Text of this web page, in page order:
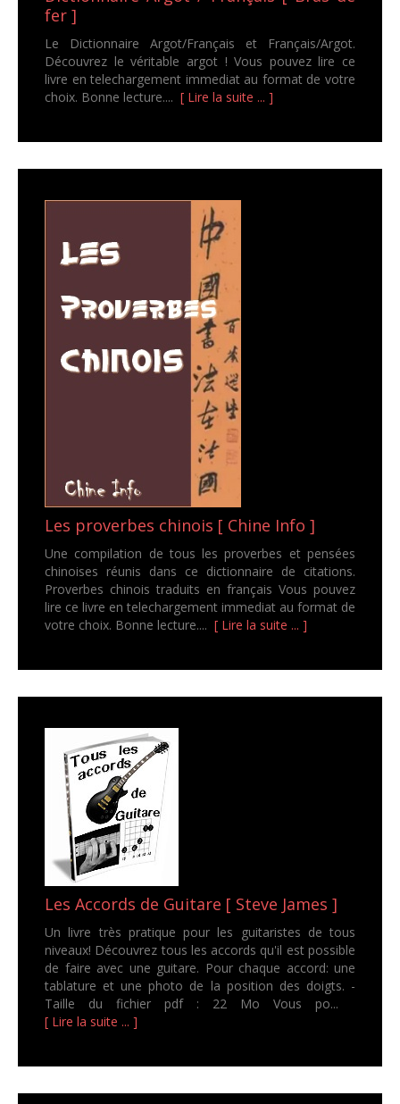
fer ]
Le Dictionnaire Argot/Français et Français/Argot.
Découvrez le véritable argot ! Vous pouvez lire ce
livre en telechargement immediat au format de votre
choix. Bonne lecture.... [ Lire la suite ... ]
Les proverbes chinois [ Chine Info ]
Une compilation de tous les proverbes et pensées
chinoises réunis dans ce dictionnaire de citations.
Proverbes chinois traduits en français Vous pouvez
lire ce livre en telechargement immediat au format de
votre choix. Bonne lecture.... [ Lire la suite ... ]
Les Accords de Guitare [ Steve James ]
Un livre très pratique pour les guitaristes de tous
niveaux! Découvrez tous les accords qu'il est possible
de faire avec une guitare. Pour chaque accord: une
tablature et une photo de la position des doigts. -
Taille du fichier pdf : 22 Mo Vous po...
[ Lire la suite ... ]